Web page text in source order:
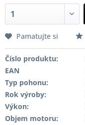
Pamatujte si
Číslo produktu:
EAN
Typ pohonu:
Rok výroby:
Výkon:
Objem motoru: